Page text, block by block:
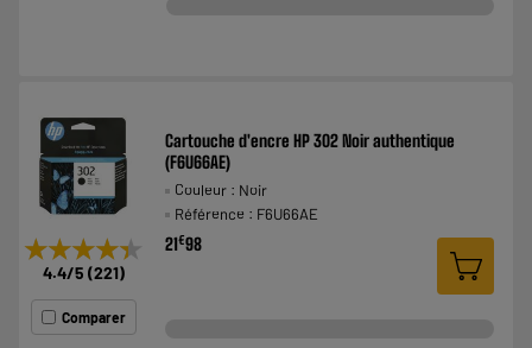
★★★★★
★★★★★
4.4/5 (221)
Comparer
Cartouche d'encre HP 302 Noir authentique
(F6U66AE)
Couleur : Noir
Référence : F6U66AE
21€98